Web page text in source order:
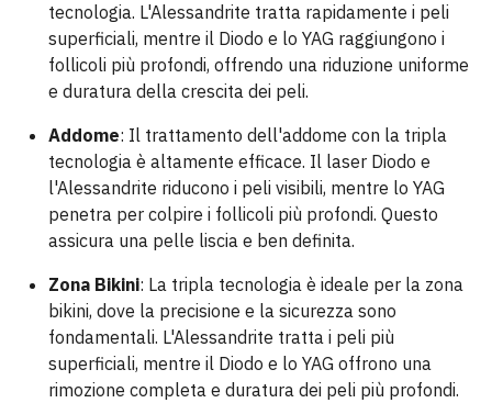
tecnologia. L'Alessandrite tratta rapidamente i peli
superficiali, mentre il Diodo e lo YAG raggiungono i
follicoli più profondi, offrendo una riduzione uniforme
e duratura della crescita dei peli.
Addome: Il trattamento dell'addome con la tripla
tecnologia è altamente efficace. Il laser Diodo e
l'Alessandrite riducono i peli visibili, mentre lo YAG
penetra per colpire i follicoli più profondi. Questo
assicura una pelle liscia e ben definita.
Zona Bikini: La tripla tecnologia è ideale per la zona
bikini, dove la precisione e la sicurezza sono
fondamentali. L'Alessandrite tratta i peli più
superficiali, mentre il Diodo e lo YAG offrono una
rimozione completa e duratura dei peli più profondi.